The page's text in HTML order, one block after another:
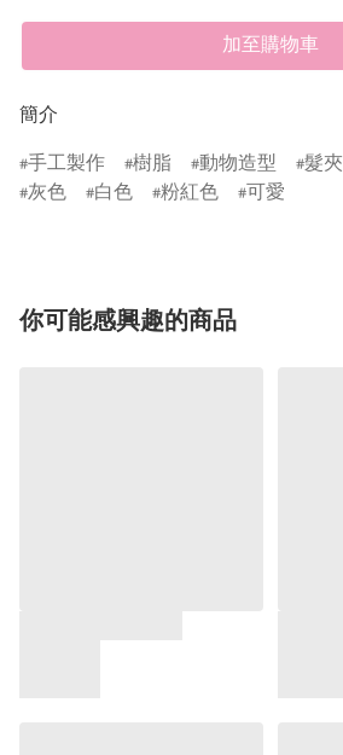
加至購物車
簡介
手工製作
樹脂 動物造型 髮夾
灰色
白色 粉紅色 可愛
你可能感興趣的商品